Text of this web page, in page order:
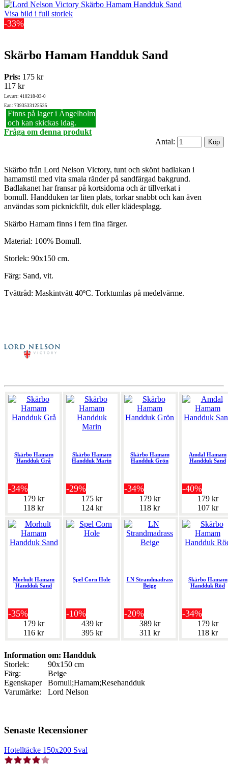
Visa bild i full storlek
-33%
Skärbo Hamam Handduk Sand
Pris: 175 kr
117 kr
Lev.art: 410218-03-0
Ean: 7393533125535
Finns på lager i Ängelholm
och kan skickas idag.
Fråga om denna produkt
Antal:
Skärbo från Lord Nelson Victory, tunt och skönt badlakan i
hamamstil med vita smala ränder på sandfärgad bakgrund.
Badlakanet har fransar på kortsidorna och är tillverkat i
bomull. Handduken tar liten plats, torkar snabbt och kan även
användas som picknickfilt, duk eller klädesplagg.
Skärbo Hamam finns i fem fina färger.
Material: 100% Bomull.
Storlek: 90x150 cm.
Färg: Sand, vit.
Tvättråd: Maskintvätt 40ºC. Torktumlas på medelvärme.
Skärbo Hamam
Handduk Grå
-34%
179 kr
118 kr
Skärbo Hamam
Handduk Marin
-29%
175 kr
124 kr
Skärbo Hamam
Handduk Grön
-34%
179 kr
118 kr
Amdal Hamam
Handduk Sand
-40%
179 kr
107 kr
Morhult Hamam
Handduk Sand
-35%
179 kr
116 kr
Spel Corn Hole
-10%
439 kr
395 kr
LN Strandmadrass
Beige
-20%
389 kr
311 kr
Skärbo Hamam
Handduk Röd
-34%
179 kr
118 kr
Information om: Handduk
Storlek:
90x150 cm
Färg:
Beige
Egenskaper
Bomull;Hamam;Resehandduk
Varumärke:
Lord Nelson
Senaste Recensioner
Hotelltäcke 150x200 Sval